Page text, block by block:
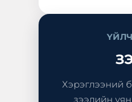
Хэрэглээний
зээлийн